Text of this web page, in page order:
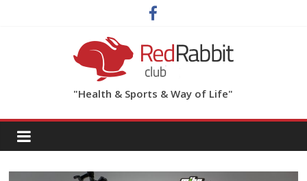
"Health & Sports & Way of Life"